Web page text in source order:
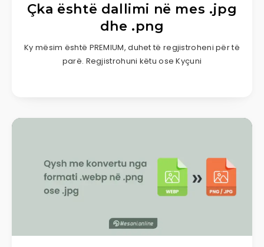
Çka është dallimi në mes .jpg
dhe .png
Ky mësim është PREMIUM, duhet të regjistroheni për të
parë. Regjistrohuni këtu ose Kyçuni